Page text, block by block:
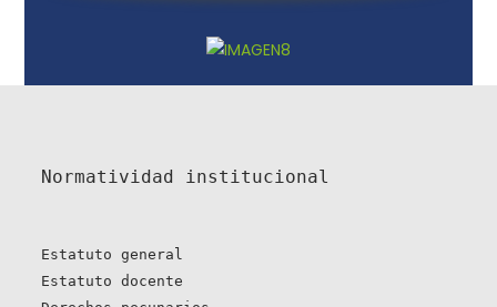
Normatividad institucional
Estatuto general
Estatuto docente